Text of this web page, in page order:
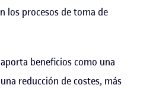
los procesos de toma de
beneficios como una
reducción de costes, más